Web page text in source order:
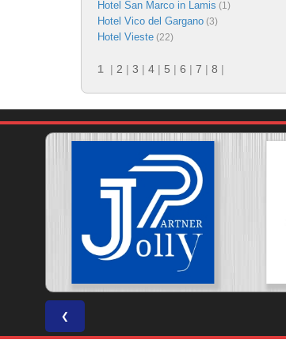
Hotel San Marco in Lamis (1)
Hotel Vico del Gargano (3)
Hotel Vieste (22)
1 | 2 | 3 | 4 | 5 | 6 | 7 | 8 |
❮